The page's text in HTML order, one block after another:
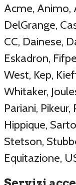
Acme, Animo,
DelGrange,
CC, Dainese,
Eskadron,
West, Kep,
Whitaker,
Pariani,
Hippique,
Stetson,
Equitazione,